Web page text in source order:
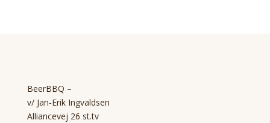
BeerBBQ –
v/ Jan-Erik Ingvaldsen
Alliancevej 26 st.tv